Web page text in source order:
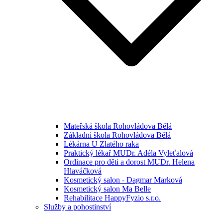
Mateřská škola Rohovládova Bělá
Základní škola Rohovládova Bělá
Lékárna U Zlatého raka
Praktický lékař MUDr. Adéla Vyleťalová
Ordinace pro děti a dorost MUDr. Helena
Hlaváčková
Kosmetický salon - Dagmar Marková
Kosmetický salon Ma Belle
Rehabilitace HappyFyzio s.r.o.
Služby a pohostinství